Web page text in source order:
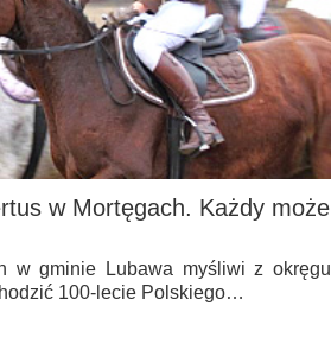
w Mortęgach. Każdy może
w gminie Lubawa myśliwi z okręgu
100-lecie Polskiego…